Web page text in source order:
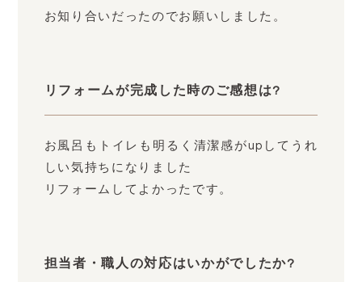
お知り合いだったのでお願いしました。
リフォームが完成した時のご感想は?
お風呂もトイレも明るく清潔感がupしてうれ
しい気持ちになりました
リフォームしてよかったです。
担当者・職人の対応はいかがでしたか?